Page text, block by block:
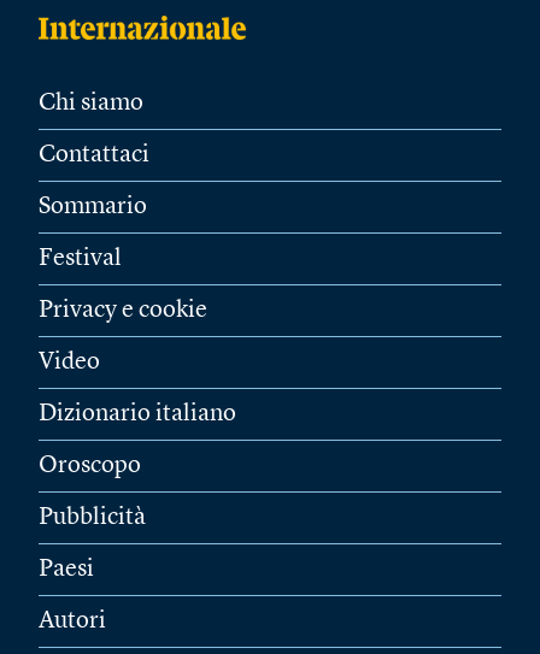
Chi siamo
Contattaci
Sommario
Festival
Privacy e cookie
Video
Dizionario italiano
Oroscopo
Pubblicità
Paesi
Autori